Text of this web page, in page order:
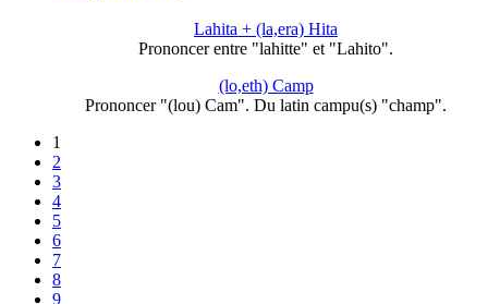
Lahita + (la,era) Hita
Prononcer entre "lahitte" et "Lahito".
(lo,eth) Camp
Prononcer "(lou) Cam". Du latin campu(s) "champ".
1
2
3
4
5
6
7
8
9